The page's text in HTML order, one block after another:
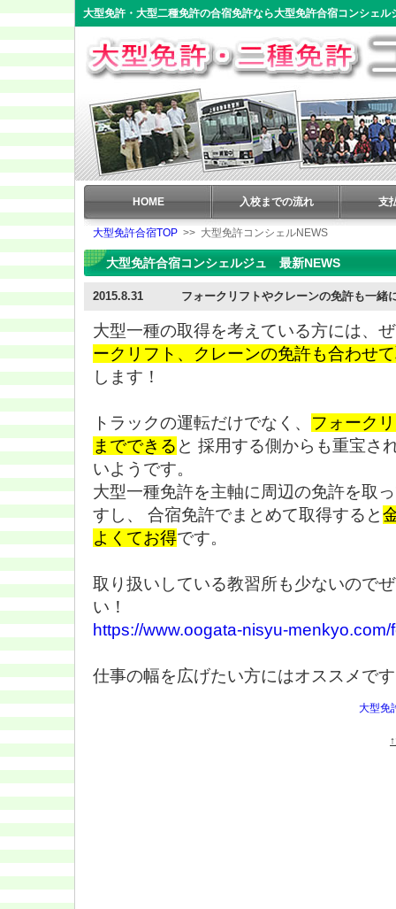
大型免許・大型二種免許の合宿免許なら大型免許合宿コンシェル
HOME 入校までの流れ 支
大型免許合宿TOP >> 大型免許コンシェルNEWS
大型免許合宿コンシェルジュ 最新NEWS
2015.8.31 フォークリフトやクレーンの免許も一緒
大型一種の取得を考えている方には、
ークリフト、クレーンの免許も合わせ
します！
トラックの運転だけでなく、 フォーク
までできる と 採用する側からも重宝さ
いようです。
大型一種免許を主軸に周辺の免許を取
すし、 合宿免許でまとめて取得すると
よくてお得です。
取り扱いしている教習所も少ないので
い！
https://www.oogata-nisyu-menkyo.com/
仕事の幅を広げたい方にはオススメで
大型免